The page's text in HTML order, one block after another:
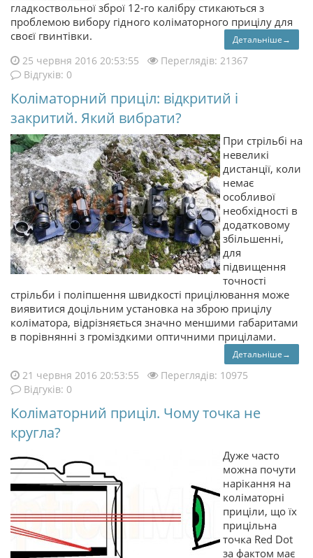
гладкоствольної зброї 12-го калібру стикаються з
проблемою вибору гідного коліматорного прицілу для
своєї гвинтівки.
Детальніше→
25 червня 2016 20:53:55
Переглядів: 21367
Відгуків: 0
Коліматорний приціл: відкритий і
закритий. Який вибрати?
При стрільбі на
невеликі
дистанції, коли
немає
особливої
необхідності в
додатковому
збільшенні,
для
підвищення
точності
стрільби і поліпшення швидкості прицілювання може
виявитися доцільним установка на зброю прицілу
коліматора, відрізняється значно меншими габаритами
в порівнянні з громіздкими оптичними прицілами.
Детальніше→
21 червня 2016 20:53:55
Переглядів: 10975
Відгуків: 0
Коліматорний приціл. Чому точка не
кругла?
Дуже часто
можна почути
нарікання на
коліматорні
приціли, що їх
прицільна
точка Red Dot
за фактом має